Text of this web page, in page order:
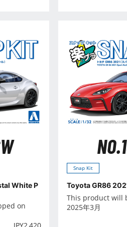
White P
on
JPY2,420
Snap Kit
Toyota GR86
This product will
2025年3月